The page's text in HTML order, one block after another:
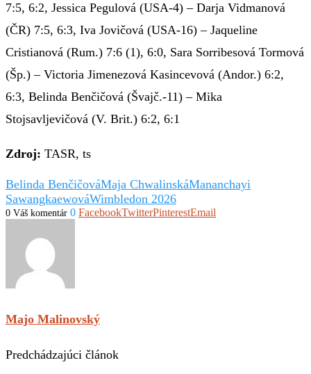
7:5, 6:2, Jessica Pegulová (USA-4) – Darja Vidmanová
(ČR) 7:5, 6:3, Iva Jovičová (USA-16) – Jaqueline
Cristianová (Rum.) 7:6 (1), 6:0, Sara Sorribesová Tormová
(Šp.) – Victoria Jimenezová Kasincevová (Andor.) 6:2,
6:3, Belinda Benčičová (Švajč.-11) – Mika
Stojsavljevičová (V. Brit.) 6:2, 6:1
Zdroj: TASR, ts
Belinda BenčičováMaja ChwalinskáMananchayi
SawangkaewováWimbledon 2026
0 Váš komentár 0 FacebookTwitterPinterestEmail
Majo Malinovský
Predchádzajúci článok